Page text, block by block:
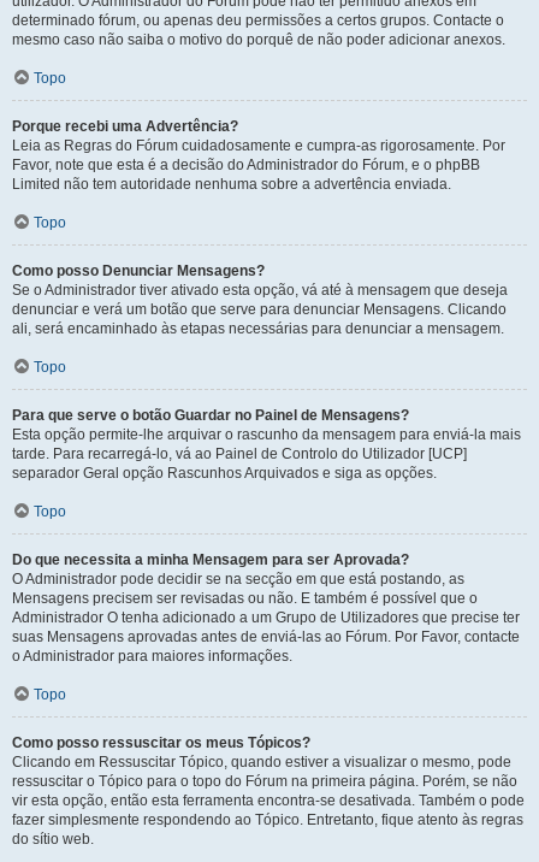
determinado fórum, ou apenas deu permissões a certos grupos. Contacte o
mesmo caso não saiba o motivo do porquê de não poder adicionar anexos.
Topo
Porque recebi uma Advertência?
Leia as Regras do Fórum cuidadosamente e cumpra-as rigorosamente. Por
Favor, note que esta é a decisão do Administrador do Fórum, e o phpBB
Limited não tem autoridade nenhuma sobre a advertência enviada.
Topo
Como posso Denunciar Mensagens?
Se o Administrador tiver ativado esta opção, vá até à mensagem que deseja
denunciar e verá um botão que serve para denunciar Mensagens. Clicando
ali, será encaminhado às etapas necessárias para denunciar a mensagem.
Topo
Para que serve o botão Guardar no Painel de Mensagens?
Esta opção permite-lhe arquivar o rascunho da mensagem para enviá-la mais
tarde. Para recarregá-lo, vá ao Painel de Controlo do Utilizador [UCP]
separador Geral opção Rascunhos Arquivados e siga as opções.
Topo
Do que necessita a minha Mensagem para ser Aprovada?
O Administrador pode decidir se na secção em que está postando, as
Mensagens precisem ser revisadas ou não. E também é possível que o
Administrador O tenha adicionado a um Grupo de Utilizadores que precise ter
suas Mensagens aprovadas antes de enviá-las ao Fórum. Por Favor, contacte
o Administrador para maiores informações.
Topo
Como posso ressuscitar os meus Tópicos?
Clicando em Ressuscitar Tópico, quando estiver a visualizar o mesmo, pode
ressuscitar o Tópico para o topo do Fórum na primeira página. Porém, se não
vir esta opção, então esta ferramenta encontra-se desativada. Também o pode
fazer simplesmente respondendo ao Tópico. Entretanto, fique atento às regras
do sítio web.